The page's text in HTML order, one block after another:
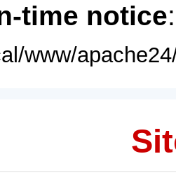
time notice
www/